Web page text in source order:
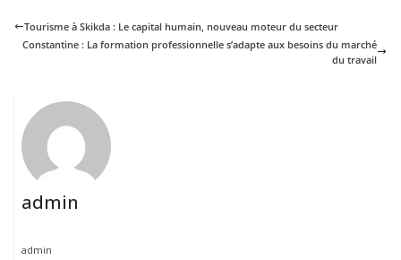
Tourisme à Skikda : Le capital humain, nouveau moteur du secteur
Constantine : La formation professionnelle s’adapte aux besoins du marché
du travail
admin
admin